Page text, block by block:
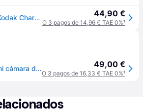
Mini Cámara Digital Kodak Charmera con Llavero 44,90 €
O 3 pagos de 14,96 € TAE 0%¹
Kodak Charmera: Mini cámara digital con llavero 49,00 €
O 3 pagos de 16,33 € TAE 0%¹